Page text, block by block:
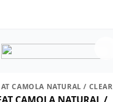
CAMOLA NATURAL / CLEAR